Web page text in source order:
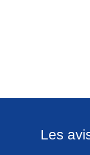
Les